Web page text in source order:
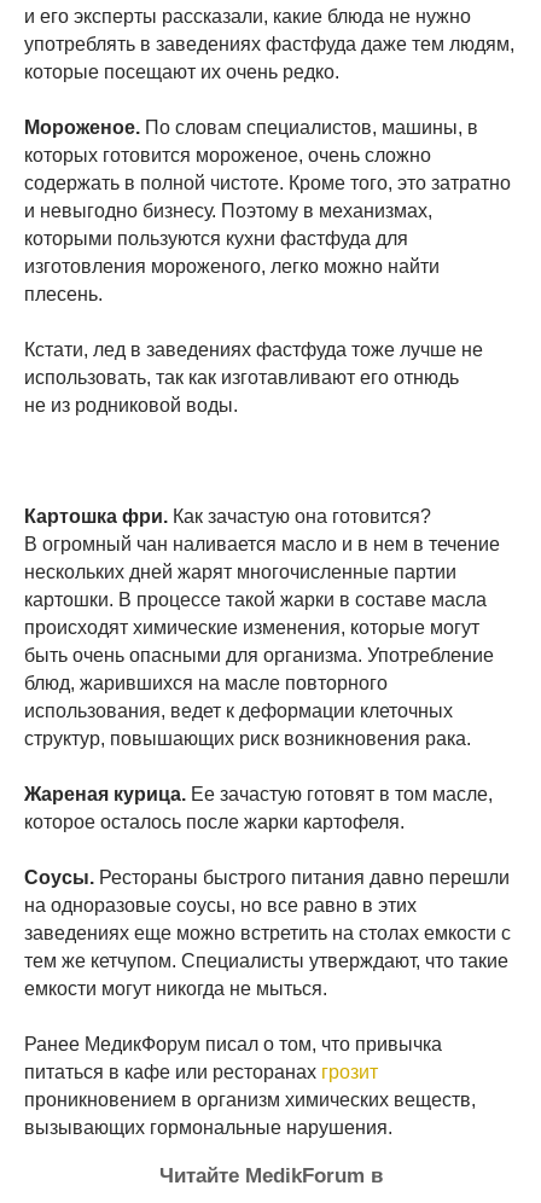
и его эксперты рассказали, какие блюда не нужно
употреблять в заведениях фастфуда даже тем людям,
которые посещают их очень редко.
Мороженое. По словам специалистов, машины, в
которых готовится мороженое, очень сложно
содержать в полной чистоте. Кроме того, это затратно
и невыгодно бизнесу. Поэтому в механизмах,
которыми пользуются кухни фастфуда для
изготовления мороженого, легко можно найти
плесень.
Кстати, лед в заведениях фастфуда тоже лучше не
использовать, так как изготавливают его отнюдь
не из родниковой воды.
Картошка фри. Как зачастую она готовится?
В огромный чан наливается масло и в нем в течение
нескольких дней жарят многочисленные партии
картошки. В процессе такой жарки в составе масла
происходят химические изменения, которые могут
быть очень опасными для организма. Употребление
блюд, жарившихся на масле повторного
использования, ведет к деформации клеточных
структур, повышающих риск возникновения рака.
Жареная курица. Ее зачастую готовят в том масле,
которое осталось после жарки картофеля.
Соусы. Рестораны быстрого питания давно перешли
на одноразовые соусы, но все равно в этих
заведениях еще можно встретить на столах емкости с
тем же кетчупом. Специалисты утверждают, что такие
емкости могут никогда не мыться.
Ранее МедикФорум писал о том, что привычка
питаться в кафе или ресторанах грозит
проникновением в организм химических веществ,
вызывающих гормональные нарушения.
Читайте MedikForum в